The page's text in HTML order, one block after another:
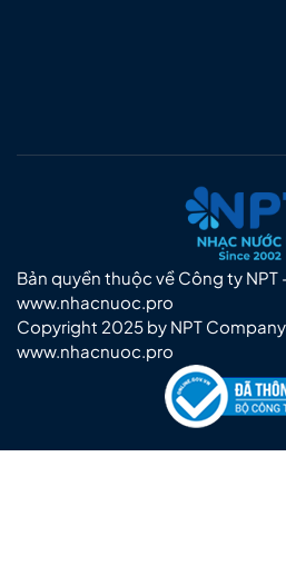
Bản quyền thuộc về Công ty NPT
www.nhacnuoc.pro
Copyright 2025 by NPT
www.nhacnuoc.pro